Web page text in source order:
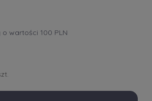
wartości 100 PLN